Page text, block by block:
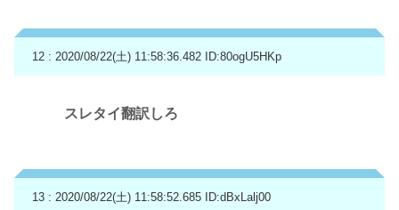
12 : 2020/08/22(土) 11:58:36.482 ID:80ogU5HKp
スレタイ翻訳しろ
13 : 2020/08/22(土) 11:58:52.685 ID:dBxLalj00